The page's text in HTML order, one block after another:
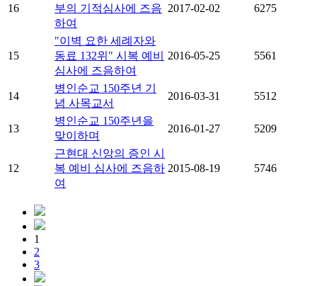
16
부의 기적심사에 즈음
하여
2017-02-02 6275
15
"이벽 요한 세례자와
동료 132위" 시복 예비
심사에 즈음하여
2016-05-25 5561
14
병인순교 150주년 기
념 사목교서
2016-03-31 5512
13
병인순교 150주년을
맞이하며
2016-01-27 5209
12
근현대 신앙의 증인 시
복 예비 심사에 즈음하
여
2015-08-19 5746
1
2
3